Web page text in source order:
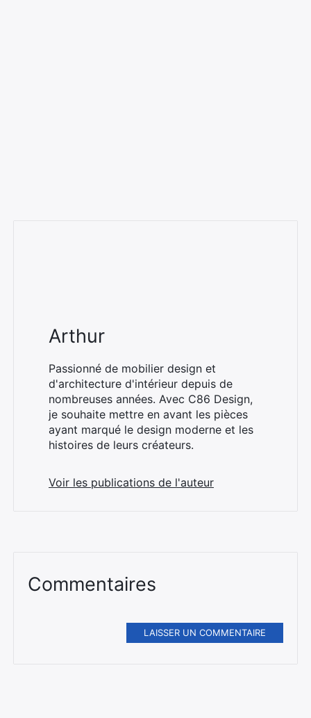
Arthur
Passionné de mobilier design et
d'architecture d'intérieur depuis de
nombreuses années. Avec C86 Design,
je souhaite mettre en avant les pièces
ayant marqué le design moderne et les
histoires de leurs créateurs.
Voir les publications de l'auteur
Commentaires
LAISSER UN COMMENTAIRE